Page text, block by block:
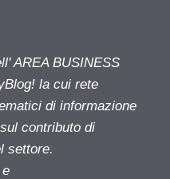
AREA BUSINESS
la cui rete
di informazione
contributo di
settore.